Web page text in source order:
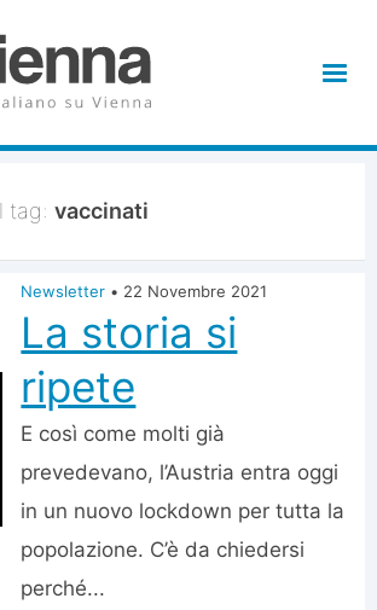
tag: vaccinati
Newsletter • 22 Novembre 2021
La storia si
ripete
E così come molti già
prevedevano, l’Austria entra oggi
in un nuovo lockdown per tutta la
popolazione. C’è da chiedersi
perché...